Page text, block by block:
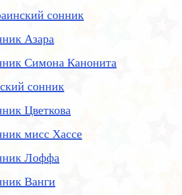
сонник
Азара
Симона Канонита
сонник
Цветкова
мисс Хассе
Лоффа
Ванги